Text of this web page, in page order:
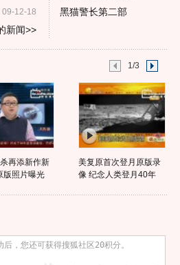
09-12-18
新闻>>
黑猫警长第二部
1/3
再添新作新
版照片曝光
美复原首次登月原版录
像 纪念人类登月40年